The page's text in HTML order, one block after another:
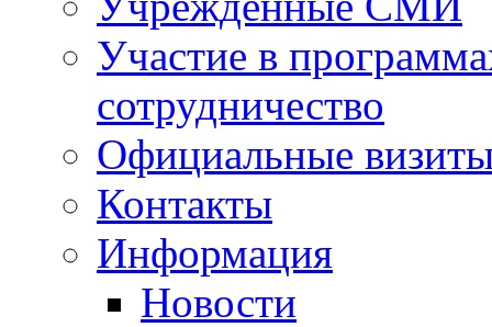
Участие в
сотрудничество
Официальные
Контакты
Информация
Новости